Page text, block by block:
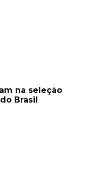
na seleção
Brasil